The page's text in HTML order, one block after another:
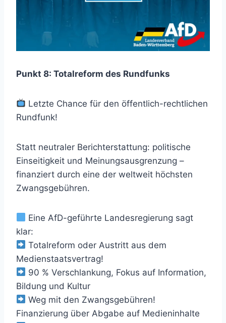
Punkt 8: Totalreform des Rundfunks
Letzte Chance für den öffentlich-rechtlichen
Rundfunk!
Statt neutraler Berichterstattung: politische
Einseitigkeit und Meinungsausgrenzung –
finanziert durch eine der weltweit höchsten
Zwangsgebühren.
Eine AfD-geführte Landesregierung sagt
klar:
Totalreform oder Austritt aus dem
Medienstaatsvertrag!
90 % Verschlankung, Fokus auf Information,
Bildung und Kultur
Weg mit den Zwangsgebühren!
Finanzierung über Abgabe auf Medieninhalte